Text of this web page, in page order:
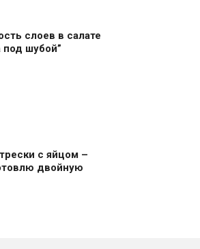
слоев в салате
под шубой”
с яйцом –
двойную